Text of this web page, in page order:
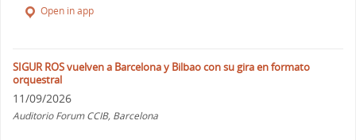
Open in app
SIGUR ROS vuelven a Barcelona y Bilbao con su gira en formato
orquestral
11/09/2026
Auditorio Forum CCIB, Barcelona